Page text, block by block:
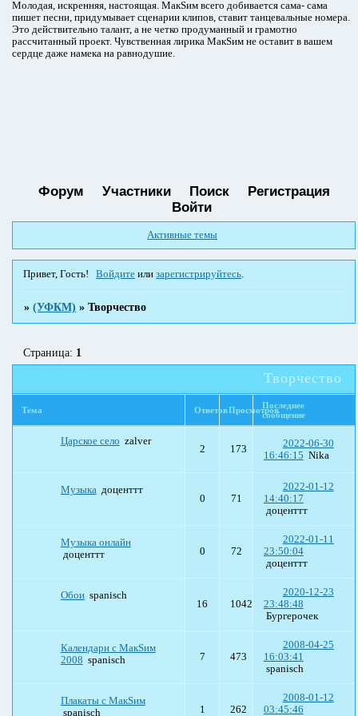
Молодая, искренняя, настоящая. МакSим всего добивается сама- сама
пишет песни, придумывает сценарии клипов, ставит танцевальные номера.
Это действительно талант, а не четко продуманный и грамотно
рассчитанный проект. Чувственная лирика МакSим не оставит в вашем
сердце даже намека на равнодушие.
Форум Участники Поиск
Регистрация
Войти
Активные темы
Привет, Гость! Войдите илизарегистрируйтесь
»(УФКМ) »Творчество
Творчество
Страница: 1
Тема ОтветовПросмотровПоследнее
сообщение
Царское село zalver
2 173
2022-06-30
16:46:15 Nika
Музыка доценттт
0 71
2022-01-12
14:40:17
доценттт
Музыка онлайн
доценттт
0 72
2022-01-11
23:50:04
доценттт
Обои spanisch
16 1042
2020-12-23
23:48:48
Бургерочек
Календари с МакSим
2008 spanisch 7 473
2008-04-25
16:03:41
spanisch
Плакаты с МакSим
spanisch
1 262
2008-01-12
03:45:46